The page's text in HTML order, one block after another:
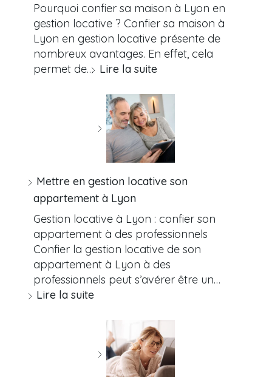
Pourquoi confier sa maison à Lyon en
gestion locative ? Confier sa maison à
Lyon en gestion locative présente de
nombreux avantages. En effet, cela
permet de… Lire la suite
Mettre en gestion locative son
appartement à Lyon
Gestion locative à Lyon : confier son
appartement à des professionnels
Confier la gestion locative de son
appartement à Lyon à des
professionnels peut s’avérer être un…
Lire la suite